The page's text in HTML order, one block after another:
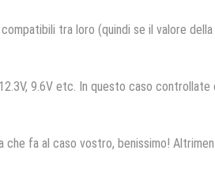
tra loro (quindi se il valore
9.6V etc. In questo caso
fa al caso vostro, benissimo!